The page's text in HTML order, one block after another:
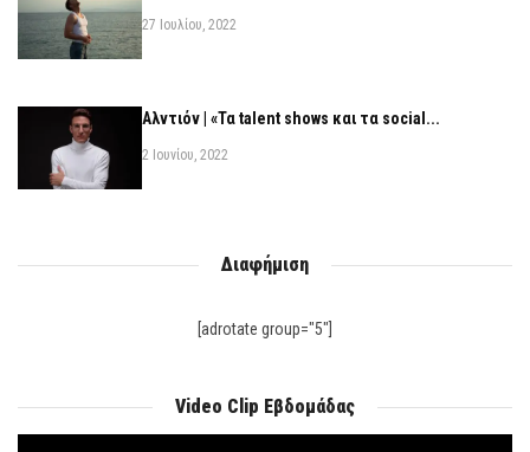
27 Ιουλίου, 2022
Αλντιόν | «Τα talent shows και τα social...
2 Ιουνίου, 2022
Διαφήμιση
[adrotate group="5"]
Video Clip Εβδομάδας